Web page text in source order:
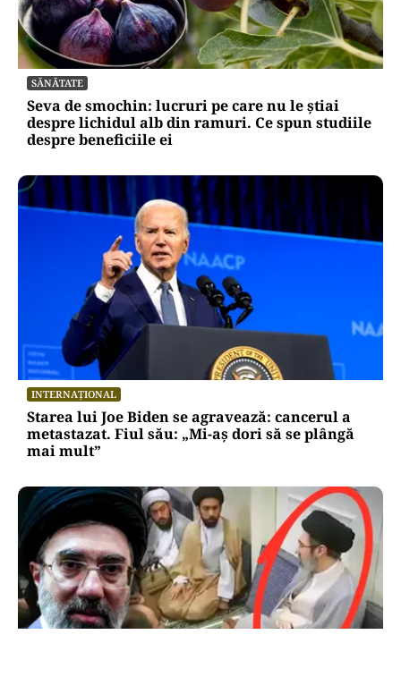
SĂNĂTATE
Seva de smochin: lucruri pe care nu le știai
despre lichidul alb din ramuri. Ce spun studiile
despre beneficiile ei
INTERNAȚIONAL
Starea lui Joe Biden se agravează: cancerul a
metastazat. Fiul său: „Mi-aș dori să se plângă
mai mult”